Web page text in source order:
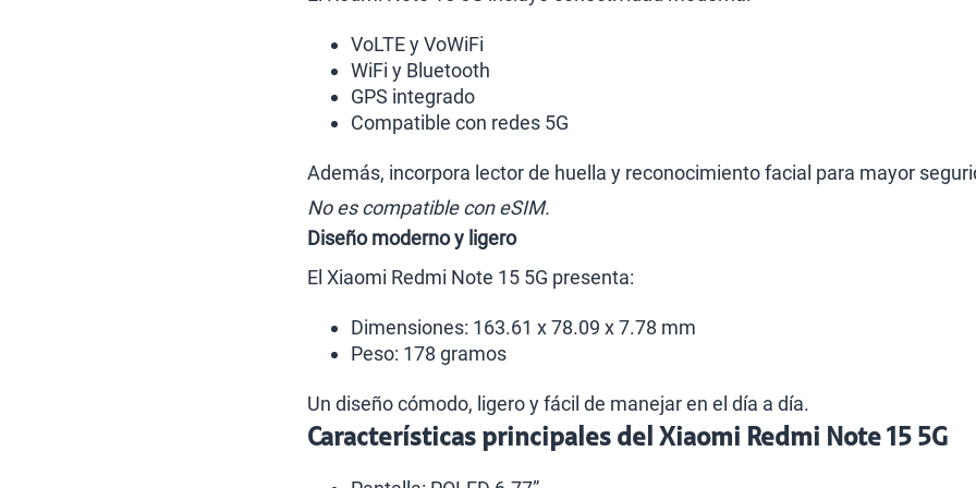
VoLTE y VoWiFi
WiFi y Bluetooth
GPS integrado
Compatible con redes 5G
Además, incorpora lector de huella y reconocimiento facial para mayor
No es compatible con eSIM.
Diseño moderno y ligero
El Xiaomi Redmi Note 15 5G presenta:
Dimensiones: 163.61 x 78.09 x 7.78 mm
Peso: 178 gramos
Un diseño cómodo, ligero y fácil de manejar en el día a día.
Características principales del Xiaomi Redmi Note 15 5G